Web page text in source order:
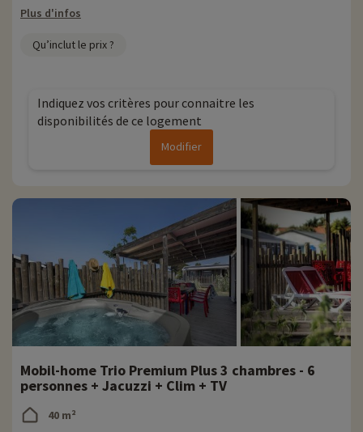
Plus d'infos
Qu’inclut le prix ?
Indiquez vos critères pour connaitre les
disponibilités de ce logement
Modifier
Mobil-home Trio Premium Plus 3 chambres - 6
personnes + Jacuzzi + Clim + TV
40 m²